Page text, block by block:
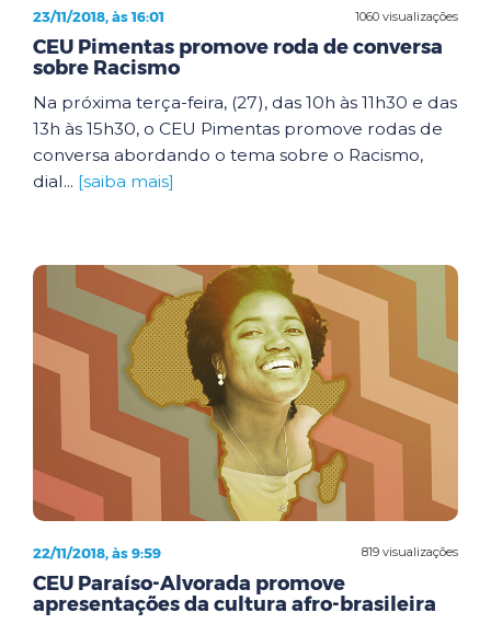
1060 visualizações
23/11/2018, às 16:01
CEU Pimentas promove roda de conversa
sobre Racismo
Na próxima terça-feira, (27), das 10h às 11h30 e das
13h às 15h30, o CEU Pimentas promove rodas de
conversa abordando o tema sobre o Racismo,
dial... [saiba mais]
819 visualizações
22/11/2018, às 9:59
CEU Paraíso-Alvorada promove
apresentações da cultura afro-brasileira